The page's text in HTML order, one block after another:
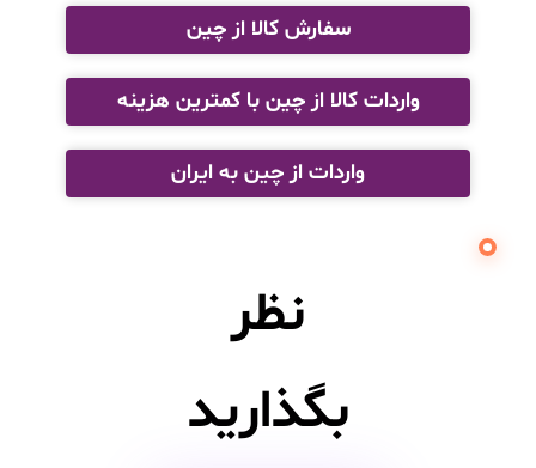
سفارش کالا از چین
واردات کالا از چین با کمترین هزینه
واردات از چین به ایران
نظر
بگذارید